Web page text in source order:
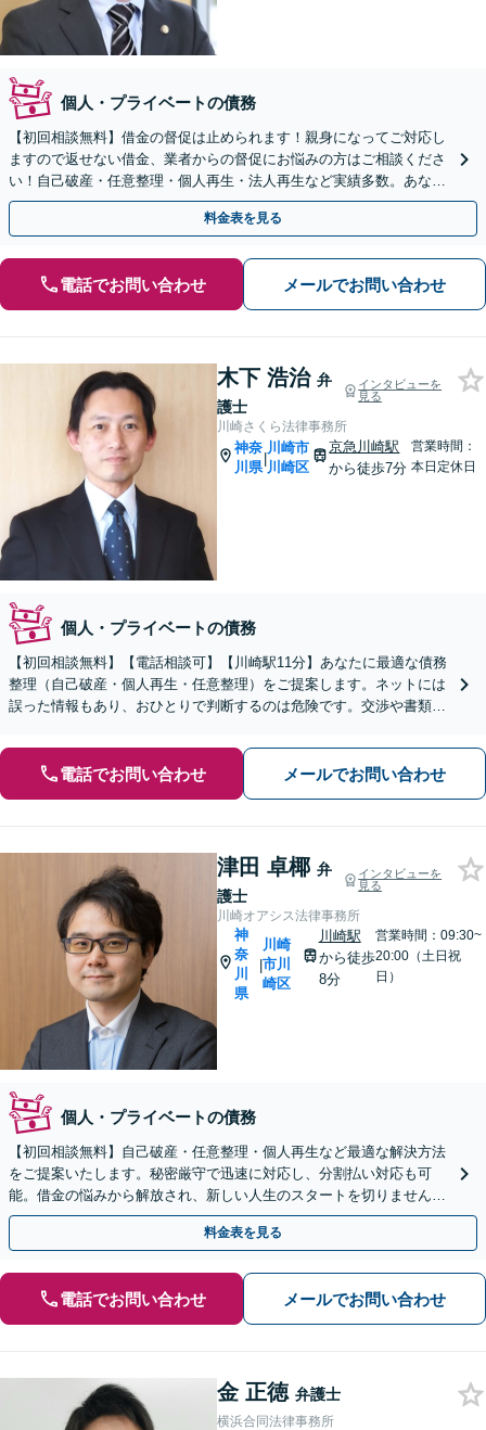
個人・プライベートの債務
【初回相談無料】借金の督促は止められます！親身になってご対応し
ますので返せない借金、業者からの督促にお悩みの方はご相談くださ
い！自己破産・任意整理・個人再生・法人再生など実績多数。あなた
の人生の再スタートを全力でサポート【川崎駅徒歩1分】
料金表を見る
電話でお問い合わせ メールでお問い合わせ
木下 浩治 弁
護士
インタビューを
見る
川崎さくら法律事務所
神奈
川県
|
川崎市
川崎区
京急川崎駅
から徒歩7分
営業時間：
本日定休日
個人・プライベートの債務
【初回相談無料】【電話相談可】【川崎駅11分】あなたに最適な債務
整理（自己破産・個人再生・任意整理）をご提案します。ネットには
誤った情報もあり、おひとりで判断するのは危険です。交渉や書類作
電話でお問い合わせ メールでお問い合わせ
津田 卓椰 弁
護士
インタビューを
見る
川崎オアシス法律事務所
神
奈
川
県
|
川崎
市川
崎区
川崎駅
から徒歩
8分
営業時間：09:30~
20:00（土日祝
日）
個人・プライベートの債務
【初回相談無料】自己破産・任意整理・個人再生など最適な解決方法
をご提案いたします。秘密厳守で迅速に対応し、分割払い対応も可
能。借金の悩みから解放され、新しい人生のスタートを切りませんか
【川崎駅8分】【休日・夜間相談OK】
料金表を見る
電話でお問い合わせ メールでお問い合わせ
金 正徳 弁護士
横浜合同法律事務所